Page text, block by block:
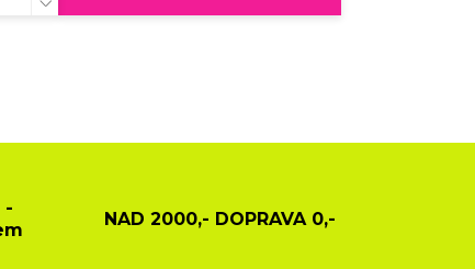
-
NAD 2000,- DOPRAVA 0,-